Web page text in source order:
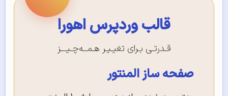
قالب وردپرس اهورا
قـدرتـی بـرای تغیـیـر هـمــه‌چـیـــز
صفحه ساز المنتور